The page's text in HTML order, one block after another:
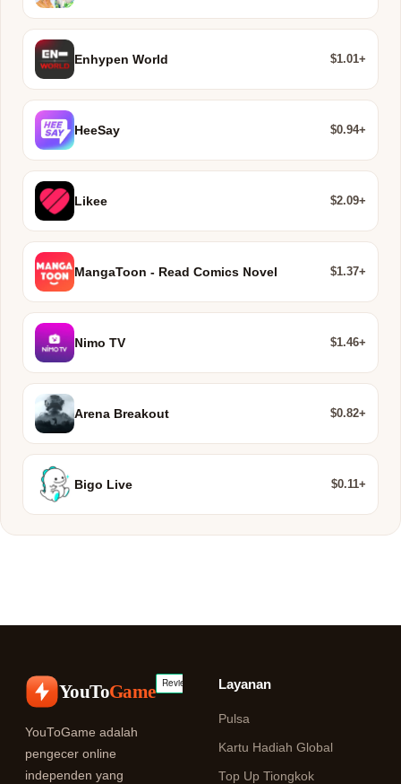
Enhypen World $1.01+
HeeSay $0.94+
Likee $2.09+
MangaToon - Read Comics Novel $1.37+
Nimo TV $1.46+
Arena Breakout $0.82+
Bigo Live $0.11+
YouToGame
YouToGame adalah
pengecer online
independen yang
Layanan
Pulsa
Kartu Hadiah Global
Top Up Tiongkok